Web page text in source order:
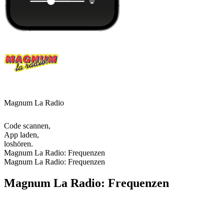
Magnum La Radio
Code scannen,
App laden,
loshören.
Magnum La Radio: Frequenzen
Magnum La Radio: Frequenzen
Magnum La Radio: Frequenzen